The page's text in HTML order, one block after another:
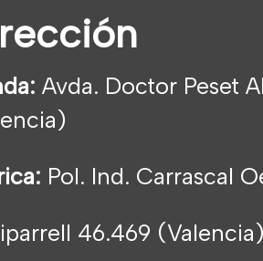
Avda. Doctor Peset
Pol. Ind. Carrascal
46.469 (Valencia)